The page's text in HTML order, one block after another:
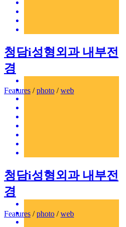
청담i성형외과 내부전
경
Features /photo /web
청담i성형외과 내부전
경
Features /photo /web